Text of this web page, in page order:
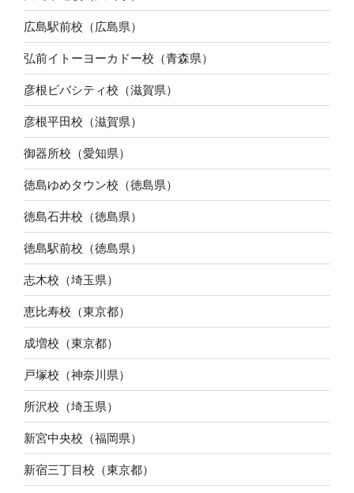
広島駅前校（広島県）
弘前イトーヨーカドー校（青森県）
彦根ビバシティ校（滋賀県）
彦根平田校（滋賀県）
御器所校（愛知県）
徳島ゆめタウン校（徳島県）
徳島石井校（徳島県）
徳島駅前校（徳島県）
志木校（埼玉県）
恵比寿校（東京都）
成増校（東京都）
戸塚校（神奈川県）
所沢校（埼玉県）
新宮中央校（福岡県）
新宿三丁目校（東京都）